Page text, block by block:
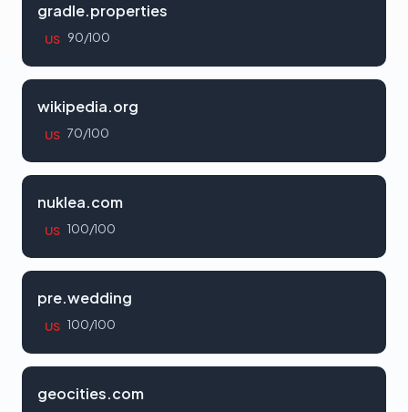
gradle.properties
US 90/100
wikipedia.org
US 70/100
nuklea.com
US 100/100
pre.wedding
US 100/100
geocities.com